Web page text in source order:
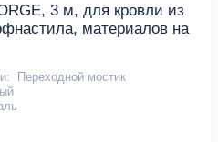
3 м, для кровли из
материалов на
Переходной мостик